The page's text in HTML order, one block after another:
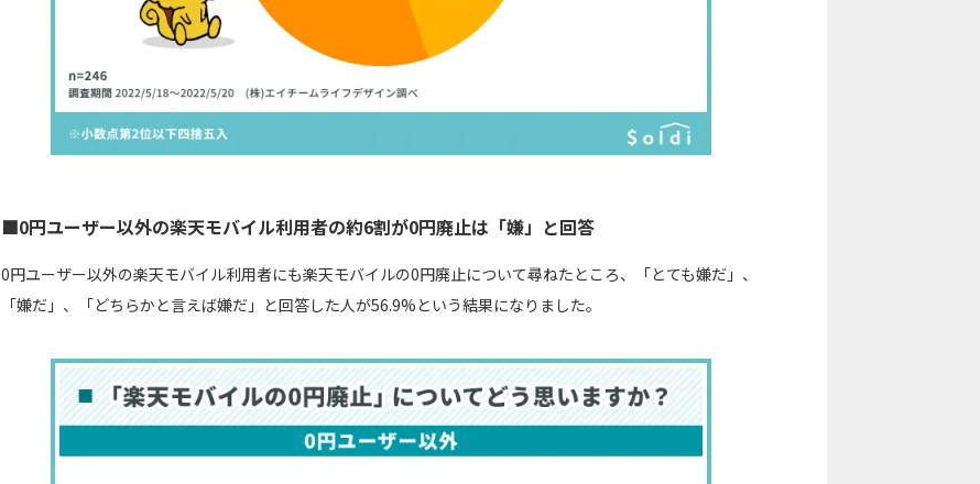
■0円ユーザー以外の楽天モバイル利用者の約6割が0円廃止は「嫌」と回答
0円ユーザー以外の楽天モバイル利用者にも楽天モバイルの0円廃止について尋ねたところ、「とても嫌だ」、
「嫌だ」、「どちらかと言えば嫌だ」と回答した人が56.9%という結果になりました。